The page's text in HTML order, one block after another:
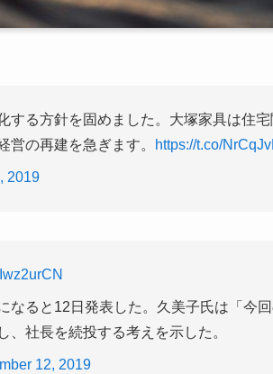
する方針を固めました。大塚家具は住宅
の再建を急ぎます。
https://t.co/
2019
ると12日発表した。久美子氏は「今
社長を続投する考えを示した。
12, 2019